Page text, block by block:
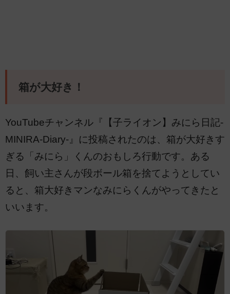
箱が大好き！
YouTubeチャンネル『【子ライオン】みにら日記-
MINIRA-Diary-』に投稿されたのは、箱が大好きす
ぎる「みにら」くんのおもしろ行動です。ある
日、飼い主さんが段ボール箱を捨てようとしてい
ると、箱大好きマンなみにらくんがやってきたと
いいます。